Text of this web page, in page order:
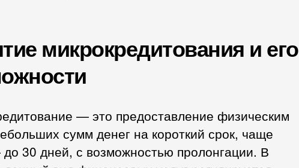
микрокредитования и его
— это предоставление физическим
сумм денег на короткий срок, чаще
30 дней, с возможностью пролонгации. В